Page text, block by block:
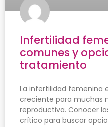
Infertilidad
comunes y
tratamiento
La infertilidad femenina
creciente para muchas
reproductiva. Conocer
crítico para buscar